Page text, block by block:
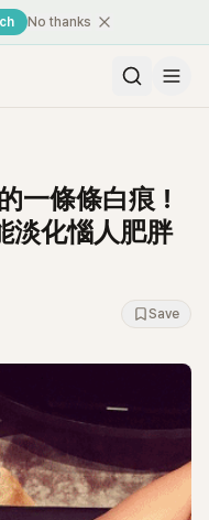
No thanks
一條條白痕！
淡化惱人肥胖
Save